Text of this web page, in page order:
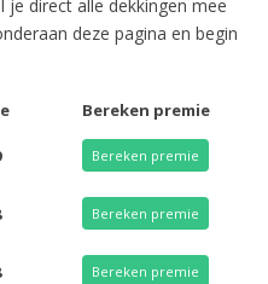
je direct alle dekkingen mee
deze pagina en begin
Bereken premie
Bereken premie
Bereken premie
Bereken premie